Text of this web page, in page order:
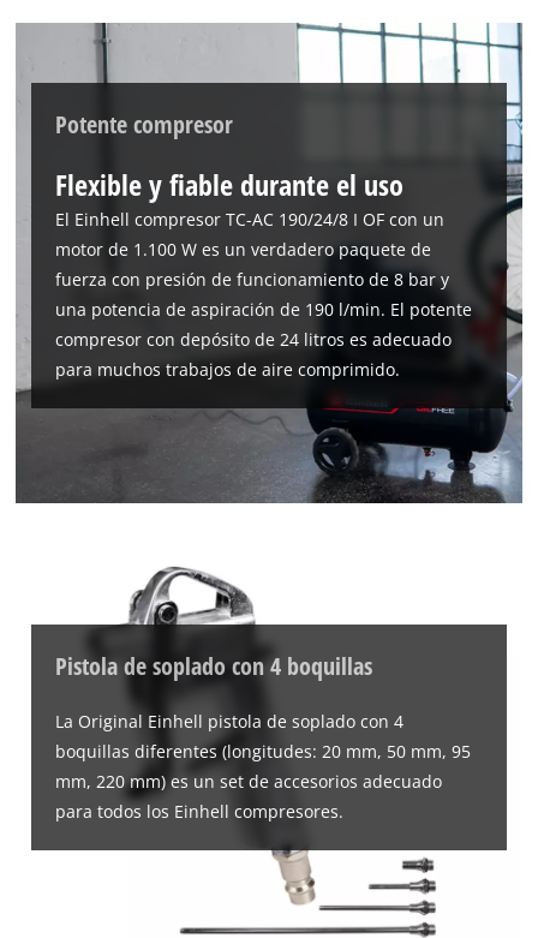
This content is not permitted to load due
to trackers that are not disclosed to the
the site with their CMP to add this content
Powered byUsercentrics Consent
Management Platform
Potente compresor
Flexible y fiable durante el uso
El Einhell compresor TC-AC 190/24/8 I OF con un
motor de 1.100 W es un verdadero paquete de
fuerza con presión de funcionamiento de 8 bar y
una potencia de aspiración de 190 l/min. El potente
compresor con depósito de 24 litros es adecuado
para muchos trabajos de aire comprimido.
Pistola de soplado con 4 boquillas
La Original Einhell pistola de soplado con 4
boquillas diferentes (longitudes: 20 mm, 50 mm, 95
mm, 220 mm) es un set de accesorios adecuado
para todos los Einhell compresores.